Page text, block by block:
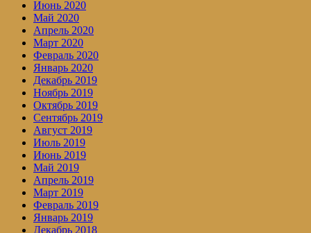
Июнь 2020
Май 2020
Апрель 2020
Март 2020
Февраль 2020
Январь 2020
Декабрь 2019
Ноябрь 2019
Октябрь 2019
Сентябрь 2019
Август 2019
Июль 2019
Июнь 2019
Май 2019
Апрель 2019
Март 2019
Февраль 2019
Январь 2019
Декабрь 2018